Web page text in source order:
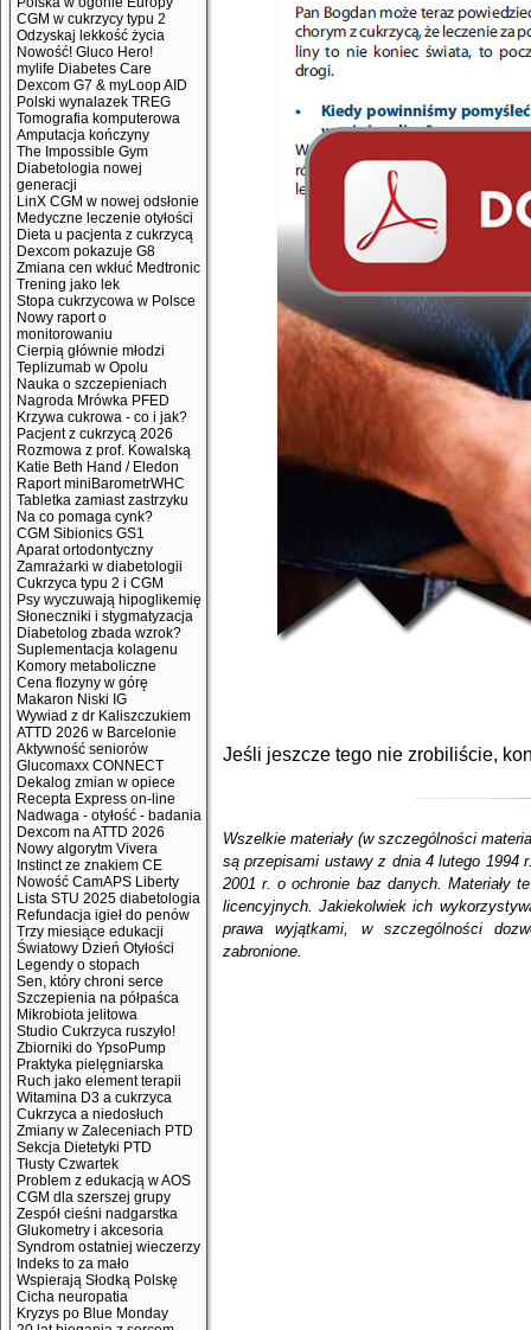
CGM w cukrzycy typu 2
Odzyskaj lekkość życia
Nowość! Gluco Hero!
mylife Diabetes Care
Dexcom G7 & myLoop AID
Polski wynalazek TREG
Tomografia komputerowa
Amputacja kończyny
The Impossible Gym
Diabetologia nowej
generacji
LinX CGM w nowej odsłonie
Medyczne leczenie otyłości
Dieta u pacjenta z cukrzycą
Dexcom pokazuje G8
Zmiana cen wkłuć Medtronic
Trening jako lek
Stopa cukrzycowa w Polsce
Nowy raport o
monitorowaniu
Cierpią głównie młodzi
Teplizumab w Opolu
Nauka o szczepieniach
Nagroda Mrówka PFED
Krzywa cukrowa - co i jak?
Pacjent z cukrzycą 2026
Rozmowa z prof. Kowalską
Katie Beth Hand / Eledon
Raport miniBarometrWHC
Tabletka zamiast zastrzyku
Na co pomaga cynk?
CGM Sibionics GS1
Aparat ortodontyczny
Zamrażarki w diabetologii
Cukrzyca typu 2 i CGM
Psy wyczuwają hipoglikemię
Słoneczniki i stygmatyzacja
Diabetolog zbada wzrok?
Suplementacja kolagenu
Komory metaboliczne
Cena flozyny w górę
Makaron Niski IG
Wywiad z dr Kaliszczukiem
ATTD 2026 w Barcelonie
Aktywność seniorów
Glucomaxx CONNECT
Dekalog zmian w opiece
Recepta Express on-line
Nadwaga - otyłość - badania
Dexcom na ATTD 2026
Nowy algorytm Vivera
Instinct ze znakiem CE
Nowość CamAPS Liberty
Lista STU 2025 diabetologia
Refundacja igieł do penów
Trzy miesiące edukacji
Światowy Dzień Otyłości
Legendy o stopach
Sen, który chroni serce
Szczepienia na półpaśca
Mikrobiota jelitowa
Studio Cukrzyca ruszyło!
Zbiorniki do YpsoPump
Praktyka pielęgniarska
Ruch jako element terapii
Witamina D3 a cukrzyca
Cukrzyca a niedosłuch
Zmiany w Zaleceniach PTD
Sekcja Dietetyki PTD
Tłusty Czwartek
Problem z edukacją w AOS
CGM dla szerszej grupy
Zespół cieśni nadgarstka
Glukometry i akcesoria
Syndrom ostatniej wieczerzy
Indeks to za mało
Wspierają Słodką Polskę
Cicha neuropatia
Kryzys po Blue Monday
Jeśli jeszcze tego nie zrobiliście,
Wszelkie materiały (w szczególności
są przepisami ustawy z dnia 4 lutego 1994
2001 r. o ochronie baz danych. Materiały
licencyjnych. Jakiekolwiek ich
prawa wyjątkami, w szczególności
zabronione.